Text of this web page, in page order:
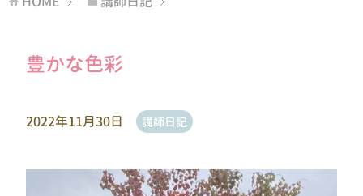
豊かな色彩
2022年11月30日 講師日記